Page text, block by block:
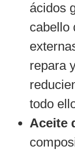
ácidos
cabello
repara
todo
Aceite